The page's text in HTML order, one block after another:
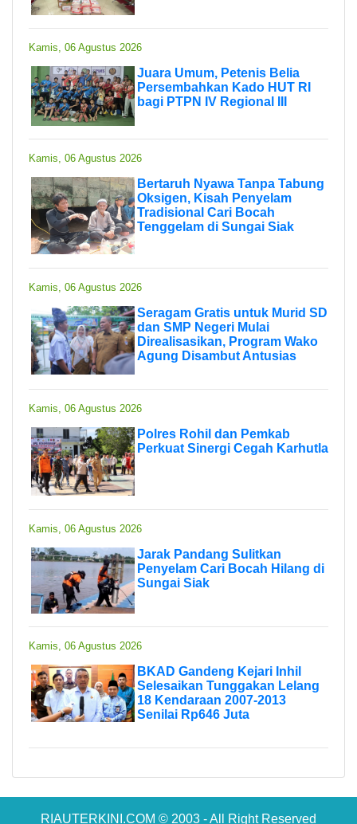
Kamis, 06 Agustus 2026
Juara Umum, Petenis Belia
Persembahkan Kado HUT RI
bagi PTPN IV Regional III
Kamis, 06 Agustus 2026
Bertaruh Nyawa Tanpa Tabung
Oksigen, Kisah Penyelam
Tradisional Cari Bocah
Tenggelam di Sungai Siak
Kamis, 06 Agustus 2026
Seragam Gratis untuk Murid SD
dan SMP Negeri Mulai
Direalisasikan, Program Wako
Agung Disambut Antusias
Kamis, 06 Agustus 2026
Polres Rohil dan Pemkab
Perkuat Sinergi Cegah Karhutla
Kamis, 06 Agustus 2026
Jarak Pandang Sulitkan
Penyelam Cari Bocah Hilang di
Sungai Siak
Kamis, 06 Agustus 2026
BKAD Gandeng Kejari Inhil
Selesaikan Tunggakan Lelang
18 Kendaraan 2007-2013
Senilai Rp646 Juta
RIAUTERKINI.COM © 2003 - All Right Reserved